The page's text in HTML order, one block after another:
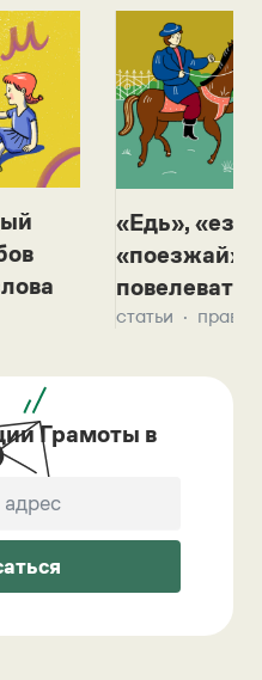
«Едь»,
«поезжай»?
повелевать
статьи
Грамоты в